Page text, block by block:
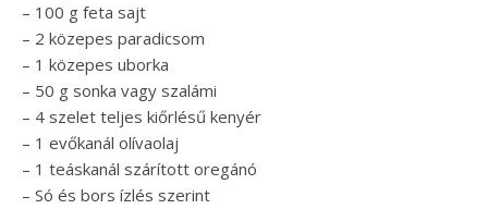
– 100 g feta sajt
– 2 közepes paradicsom
– 1 közepes uborka
– 50 g sonka vagy szalámi
– 4 szelet teljes kiőrlésű kenyér
– 1 evőkanál olívaolaj
– 1 teáskanál szárított oregánó
– Só és bors ízlés szerint